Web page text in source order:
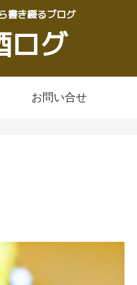
書き綴るブログ
ログ
お問い合せ